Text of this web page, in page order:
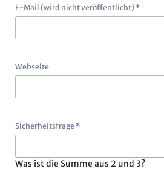
Pflichtfeld
E-Mail (wird nicht veröffentlicht) *
Webseite
Pflichtfeld
Sicherheitsfrage *
Was ist die Summe aus 2 und 3?